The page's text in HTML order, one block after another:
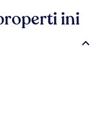
ini